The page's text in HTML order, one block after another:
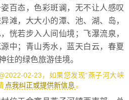
百态，色彩斑谰，无不让人感叹
滩，大大小的潭、池、湖、岛，
恍若步入人间仙境；飞瀑流泉，
中；青山秀水，蓝天白云，春夏
往的绿色旅游佳境。
02-23，如果您发现“燕子河大峡
点我纠正或提供新信息。